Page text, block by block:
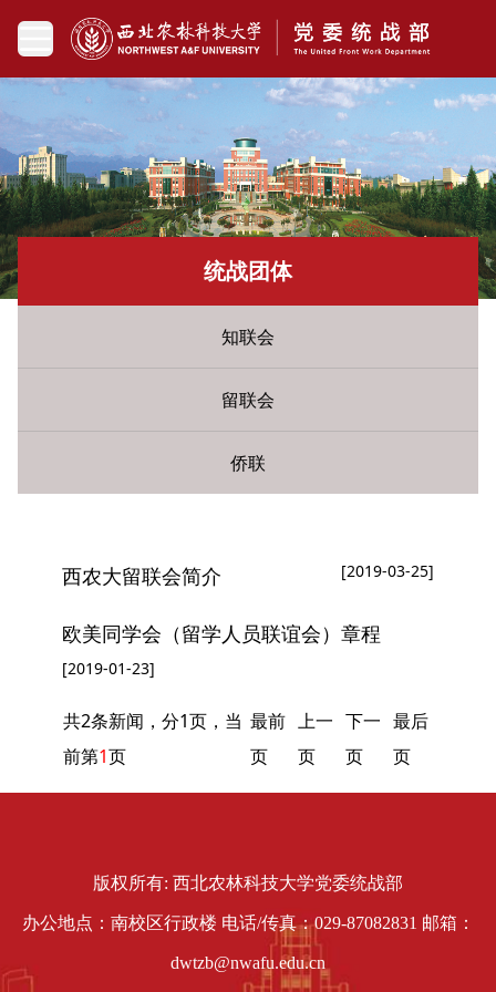
统战团体
知联会
留联会
侨联
西农大留联会简介 [2019-03-25]
欧美同学会（留学人员联谊会）章程
[2019-01-23]
共2条新闻，分1页，当
前第1页
最前
页
上一
页
下一
页
最后
页
版权所有: 西北农林科技大学党委统战部
办公地点：南校区行政楼 电话/传真：029-87082831 邮箱：
dwtzb@nwafu.edu.cn